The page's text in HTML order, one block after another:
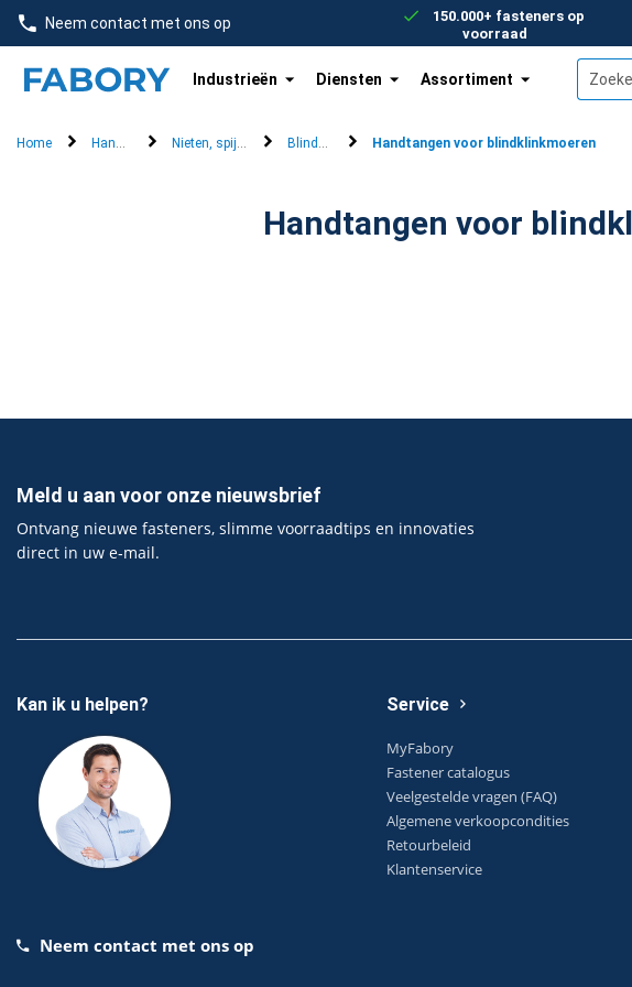
text.skipToContent
text.skipToNavigation
Neem contact met ons op
150.000+ fasteners op
voorraad
Industrieën Diensten Assortiment
Home HandgereedschapNieten, spijkers & blindklinknagels
BlindklinkapparatenHandtangen voor blindklinkmoeren
Meld u aan voor onze nieuwsbrief
Ontvang nieuwe fasteners, slimme voorraadtips en innovaties
direct in uw e‑mail.
Kan ik u helpen?
Neem contact met ons op
Service
MyFabory
Fastener catalogus
Veelgestelde vragen (FAQ)
Algemene verkoopcondities
Retourbeleid
Klantenservice